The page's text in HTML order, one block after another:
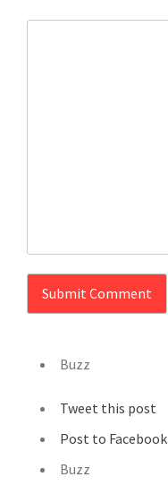
Buzz
Tweet this post
Post to Facebook
Buzz